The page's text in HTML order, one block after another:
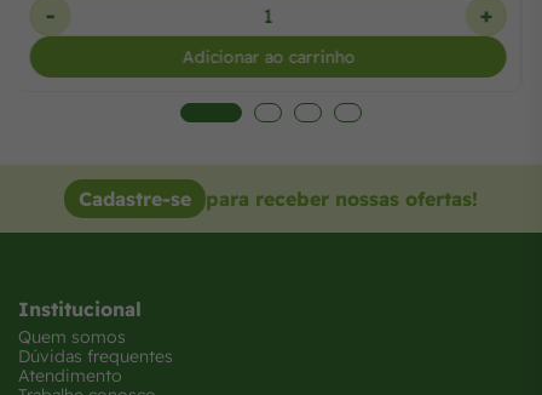
- +
Adicionar ao carrinho
Cadastre-se para receber nossas ofertas!
Institucional
Quem somos
Dúvidas frequentes
Atendimento